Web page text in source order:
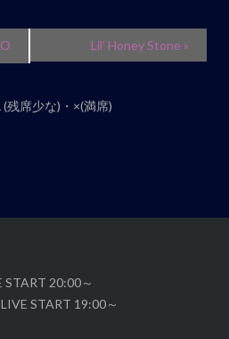
Lil’ Honey Stone »
席少な)・×(満席)
20:00～
START 19:00～